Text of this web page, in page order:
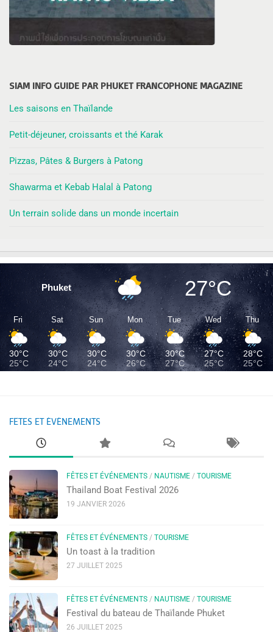
SIAM INFO GUIDE PAR PHUKET FRANCOPHONE MAGAZINE
Les saisons en Thaïlande
Petit-déjeuner, croissants et thé Karak
Pizzas, Pâtes & Burgers à Patong
Shawarma et Kebab Halal à Patong
Un terrain solide dans un monde incertain
Phuket 27°C
Fri
30°C
25°C
Sat
30°C
24°C
Sun
30°C
24°C
Mon
30°C
26°C
Tue
30°C
27°C
Wed
27°C
25°C
Thu
28°C
25°C
FÊTES ET ÉVÉNEMENTS
FÊTES ET ÉVÉNEMENTS / NAUTISME / TOURISME
Thailand Boat Festival 2026
19 JANVIER 2026
FÊTES ET ÉVÉNEMENTS / TOURISME
Un toast à la tradition
27 JUILLET 2025
FÊTES ET ÉVÉNEMENTS / NAUTISME / TOURISME
Festival du bateau de Thaïlande Phuket
26 JUILLET 2025